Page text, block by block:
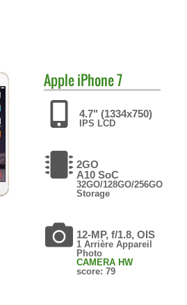
AppleiPhone 7
4.7" (1334x750)
IPS LCD
2GO
A10 SoC
32GO/128GO/256GO
Storage
12-MP, f/1.8, OIS
1 Arrière Appareil
Photo
CAMERA HW
score: 79